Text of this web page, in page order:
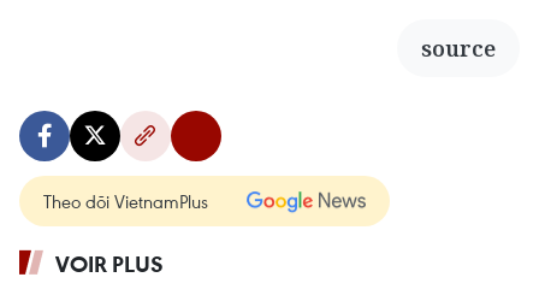
source
Theo dõi VietnamPlus
VOIR PLUS